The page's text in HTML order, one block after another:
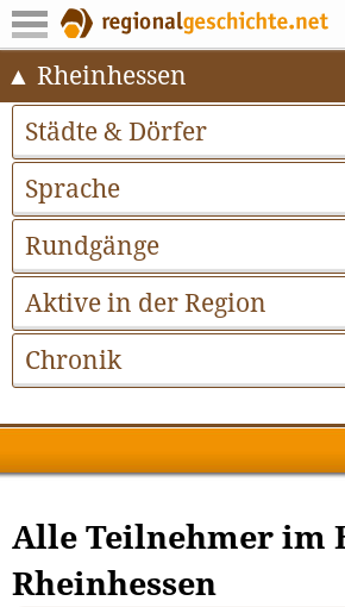
Rheinhessen
Städte & Dörfer
Sprache
Rundgänge
Aktive in der Region
Chronik
Alle Teilnehmer im
Rheinhessen